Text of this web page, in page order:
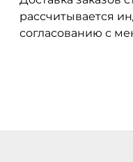
рассчитывается
согласованию с